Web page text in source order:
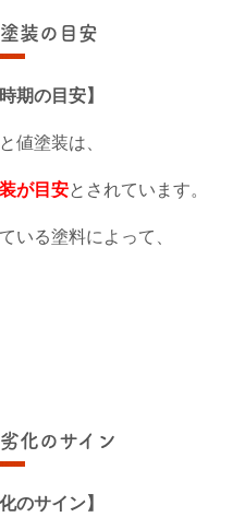
装の目安
期の目安】
値塗装は、
が目安とされています。
いる塗料によって、
化のサイン
のサイン】